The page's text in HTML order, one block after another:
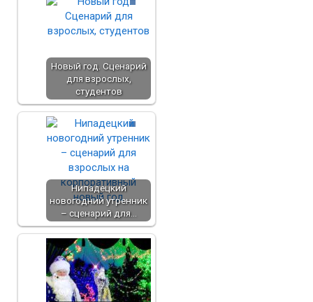
Новый год. Сценарий
для взрослых,
студентов
Нипадецкий
новогодний утренник
– сценарий для…